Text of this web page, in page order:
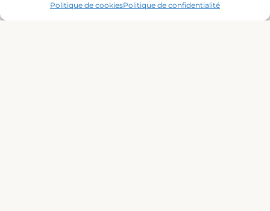
Politique de cookiesPolitique de confidentialité
marketing et activer ce contenu